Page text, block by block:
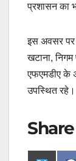
प्रशासन का
इस अवसर पर
खटाना, निगम
एफएमडीए के
उपस्थित रहे।